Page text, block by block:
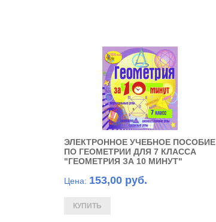
ЭЛЕКТРОННОЕ УЧЕБНОЕ ПОСОБИЕ
ПО ГЕОМЕТРИИ ДЛЯ 7 КЛАССА
"ГЕОМЕТРИЯ ЗА 10 МИНУТ"
Цена: 153,00 руб.